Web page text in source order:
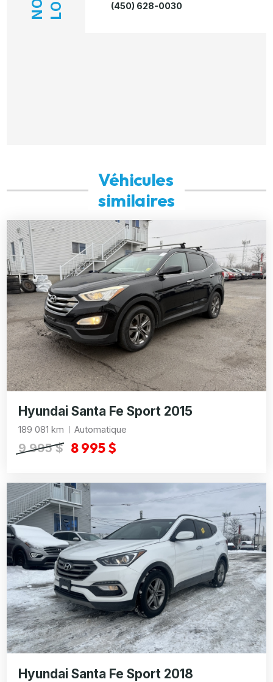
(450) 628-0030
Véhicules
similaires
Hyundai Santa Fe Sport 2015
189 081 km Automatique
9 995 $ 8 995 $
Hyundai Santa Fe Sport 2018